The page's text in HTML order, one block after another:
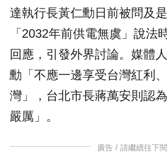
達執行長黃仁勳 日前被問及
「2032年前供電無虞」說法
回應，引發外界討論。媒體人
勳「不應一邊享受台灣紅利
灣」，台北市長蔣萬安則認
嚴厲」。
廣告 / 請繼續往下